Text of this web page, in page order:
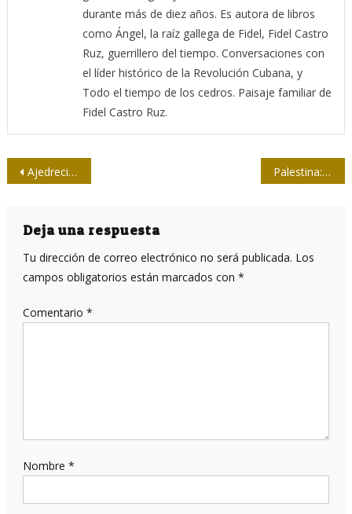
durante más de diez años. Es autora de libros
como Ángel, la raíz gallega de Fidel, Fidel Castro
Ruz, guerrillero del tiempo. Conversaciones con
el líder histórico de la Revolución Cubana, y
Todo el tiempo de los cedros. Paisaje familiar de
Fidel Castro Ruz.
Navegación
entradas
Ajedrecista ruso de nueve años establece un récord mundial Palestina: ¿genocidio interrumpido o consumado? (Una aproximación desde Cuba)
Deja una respuesta
Tu dirección de correo electrónico no será publicada. Los
campos obligatorios están marcados con *
Comentario *
Nombre *